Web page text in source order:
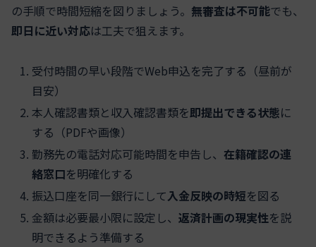
の手順で時間短縮を図りましょう。 無審査は不可能でも、
即日に近い対応は工夫で狙えます。
受付時間の早い段階でWeb申込を完了する（昼前が
目安）
本人確認書類と収入確認書類を即提出できる状態に
する（PDFや画像）
勤務先の電話対応可能時間を申告し、在籍確認の連
絡窓口を明確化する
振込口座を同一銀行にして入金反映の時短を図る
金額は必要最小限に設定し、返済計画の現実性を説
明できるよう準備する